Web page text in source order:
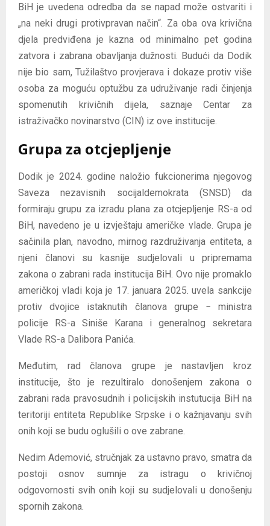
BiH je uvedena odredba da se napad može ostvariti i
„na neki drugi protivpravan način“. Za oba ova krivična
djela predviđena je kazna od minimalno pet godina
zatvora i zabrana obavljanja dužnosti. Budući da Dodik
nije bio sam, Tužilaštvo provjerava i dokaze protiv više
osoba za moguću optužbu za udruživanje radi činjenja
spomenutih krivičnih dijela, saznaje Centar za
istraživačko novinarstvo (CIN) iz ove institucije.
Grupa za otcjepljenje
Dodik je 2024. godine naložio fukcionerima njegovog
Saveza nezavisnih socijaldemokrata (SNSD) da
formiraju grupu za izradu plana za otcjepljenje RS-a od
BiH, navedeno je u izvještaju američke vlade. Grupa je
sačinila plan, navodno, mirnog razdruživanja entiteta, a
njeni članovi su kasnije sudjelovali u pripremama
zakona o zabrani rada institucija BiH. Ovo nije promaklo
američkoj vladi koja je 17. januara 2025. uvela sankcije
protiv dvojice istaknutih članova grupe − ministra
policije RS-a Siniše Karana i generalnog sekretara
Vlade RS-a Dalibora Panića.
Međutim, rad članova grupe je nastavljen kroz
institucije, što je rezultiralo donošenjem zakona o
zabrani rada pravosudnih i policijskih instutucija BiH na
teritoriji entiteta Republike Srpske i o kažnjavanju svih
onih koji se budu oglušili o ove zabrane.
Nedim Ademović, stručnjak za ustavno pravo, smatra da
postoji osnov sumnje za istragu o krivičnoj
odgovornosti svih onih koji su sudjelovali u donošenju
spornih zakona.